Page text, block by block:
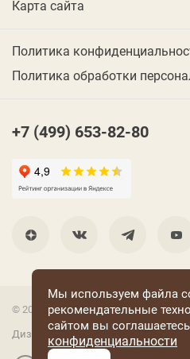
Карта сайта
Политика
Политика обработки
+7 (499) 653-82-80
© 2001 Группа компаний
Дизайн —RUSO
Мы используем файла
рекомендательные
сайтом вы
конфиденциальности